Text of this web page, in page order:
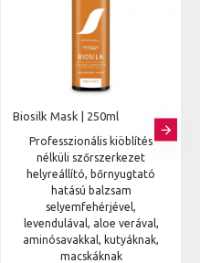
Biosilk Mask | 250ml
Professzionális kiöblítés
nélküli szőrszerkezet
helyreállító, bőrnyugtató
hatású balzsam
selyemfehérjével,
levendulával, aloe verával,
aminósavakkal, kutyáknak,
macskáknak